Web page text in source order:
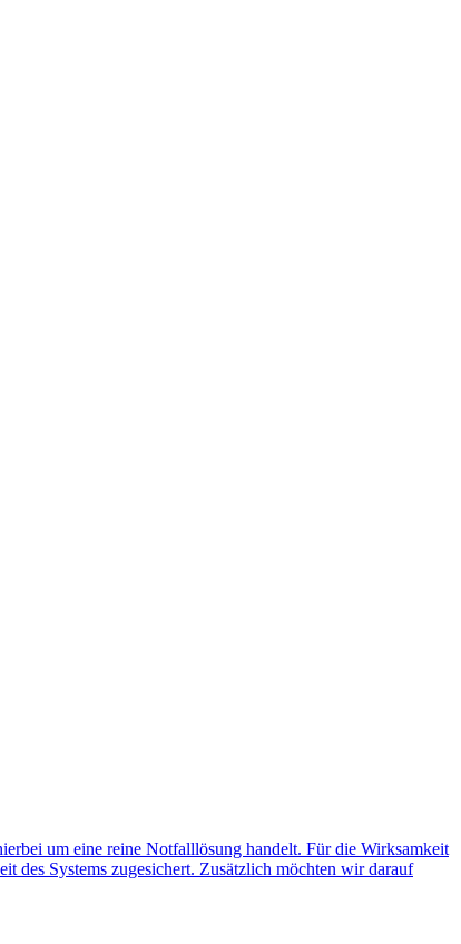
um eine reine Notfalllösung handelt. Für die Wirksamkeit
des Systems zugesichert. Zusätzlich möchten wir darauf